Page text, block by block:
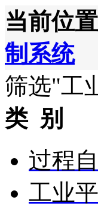
当前位
制系统
筛选"工
类 别
过程
工业